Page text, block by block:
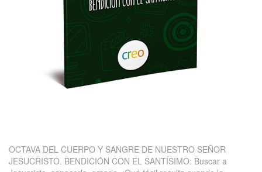
OCTAVA DEL CUERPO Y SANGRE DE NUESTRO SEÑOR
JESUCRISTO. BENDICIÓN CON EL SANTÍSIMO: Buscar a